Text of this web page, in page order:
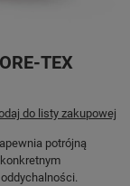
TEX
do listy zakupowej
potrójną